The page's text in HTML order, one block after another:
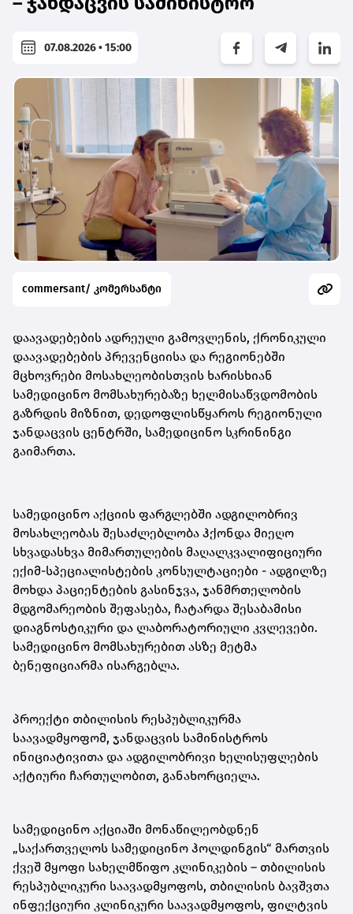
07.08.2026 • 15:00
commersant/ კომერსანტი
დაავადებების ადრეული გამოვლენის, ქრონიკული
დაავადებების პრევენციისა და რეგიონებში
მცხოვრები მოსახლეობისთვის ხარისხიან
სამედიცინო მომსახურებაზე ხელმისაწვდომობის
გაზრდის მიზნით, დედოფლისწყაროს რეგიონული
ჯანდაცვის ცენტრში, სამედიცინო სკრინინგი
გაიმართა.
სამედიცინო აქციის ფარგლებში ადგილობრივ
მოსახლეობას შესაძლებლობა ჰქონდა მიეღო
სხვადასხვა მიმართულების მაღალკვალიფიციური
ექიმ-სპეციალისტების კონსულტაციები - ადგილზე
მოხდა პაციენტების გასინჯვა, ჯანმრთელობის
მდგომარეობის შეფასება, ჩატარდა შესაბამისი
დიაგნოსტიკური და ლაბორატორიული კვლევები.
სამედიცინო მომსახურებით ასზე მეტმა
ბენეფიციარმა ისარგებლა.
პროექტი თბილისის რესპუბლიკურმა
საავადმყოფომ, ჯანდაცვის სამინისტროს
ინიციატივითა და ადგილობრივი ხელისუფლების
აქტიური ჩართულობით, განახორციელა.
სამედიცინო აქციაში მონაწილეობდნენ
„საქართველოს სამედიცინო ჰოლდინგის“ მართვის
ქვეშ მყოფი სახელმწიფო კლინიკების – თბილისის
რესპუბლიკური საავადმყოფოს, თბილისის ბავშვთა
ინფექციური კლინიკური საავადმყოფოს, ფილტვის